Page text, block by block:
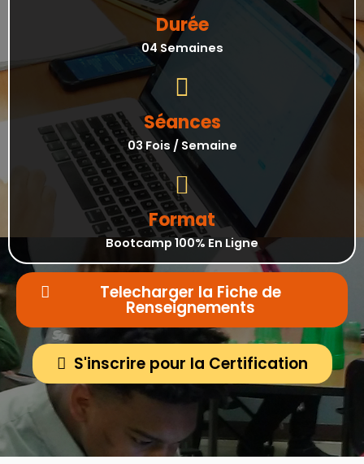
Durée
04 Semaines
Séances
03 Fois / Semaine
Format
Bootcamp 100% En Ligne
Telecharger la Fiche de
Renseignements
S'inscrire pour la Certification